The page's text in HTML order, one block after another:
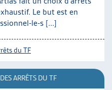
Le but est en
le-s [...]
du TF
ARRÊTS DU TF